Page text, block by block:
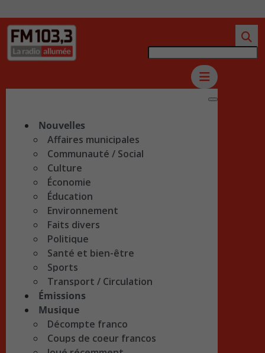
Nouvelles
Affaires municipales
Communauté / Social
Culture
Économie
Éducation
Environnement
Faits divers
Politique
Santé et bien-être
Sports
Transport / Circulation
Émissions
Musique
Décompte franco
Coups de coeur francos